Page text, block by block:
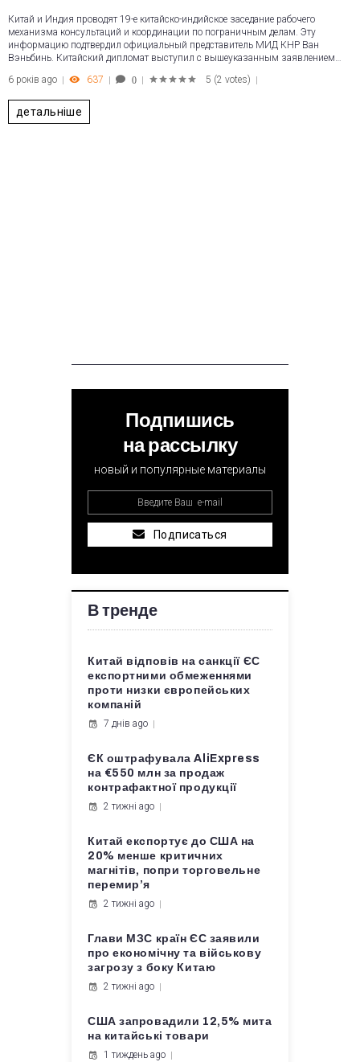
Китай и Индия проводят 19-е китайско-индийское заседание рабочего
механизма консультаций и координации по пограничным делам. Эту
информацию подтвердил официальный представитель МИД КНР Ван
Вэньбинь. Китайский дипломат выступил с вышеуказанным заявлением…
6 років ago
637 0 5 (2 votes)
детальніше
Подпишись
на рассылку
новый и популярные материалы
Подписаться
В тренде
Китай відповів на санкції ЄС
експортними обмеженнями
проти низки європейських
компаній
7 днів ago
ЄК оштрафувала AliExpress
на €550 млн за продаж
контрафактної продукції
2 тижні ago
Китай експортує до США на
20% менше критичних
магнітів, попри торговельне
перемир’я
2 тижні ago
Глави МЗС країн ЄС заявили
про економічну та військову
загрозу з боку Китаю
2 тижні ago
США запровадили 12,5% мита
на китайські товари
1 тиждень ago